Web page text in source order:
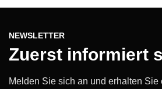
NEWSLETTER
Zuerst informiert
Melden Sie sich an und erhalten Sie